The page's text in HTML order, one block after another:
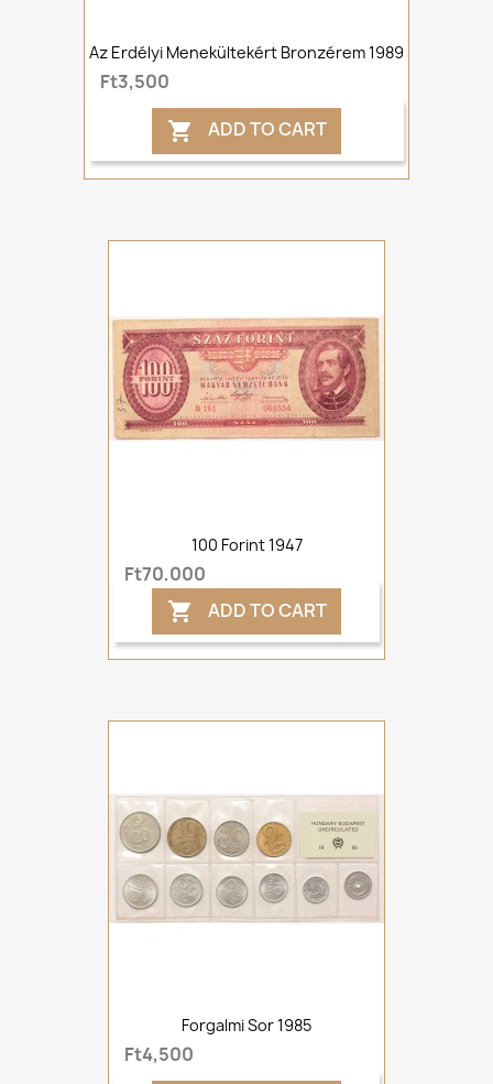
Az Erdélyi Menekültekért Bronzérem 1989
Ft3,500
 ADD TO CART
100 Forint 1947
Ft70,000
 ADD TO CART
Forgalmi Sor 1985
Ft4,500